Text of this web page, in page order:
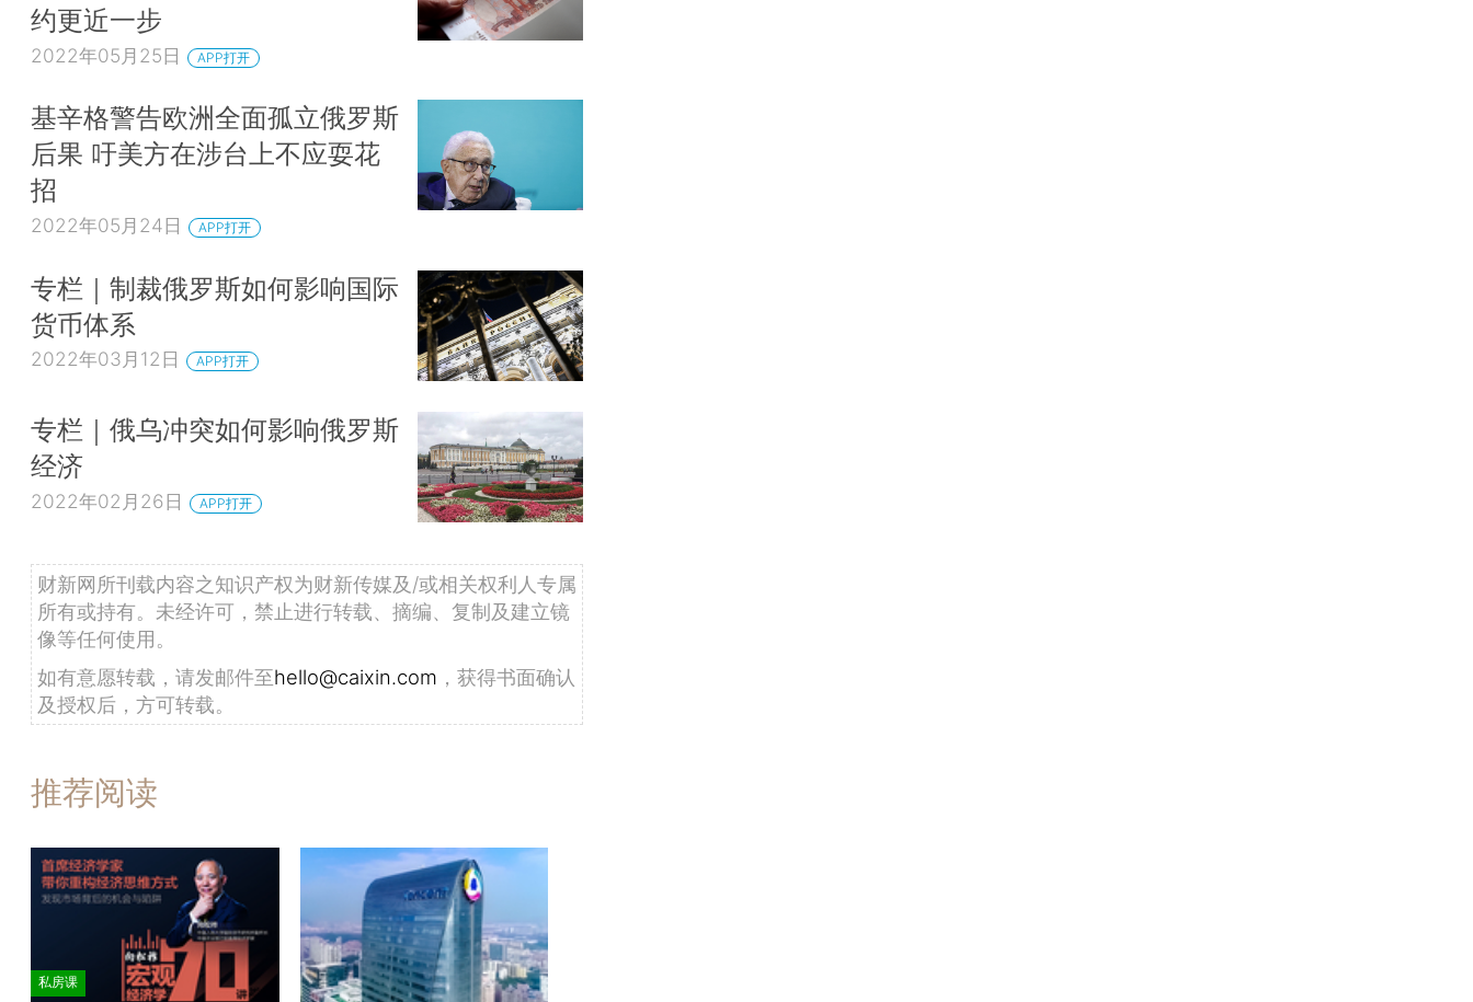
约更近一步
2022年05月25日 APP打开
基辛格警告欧洲全面孤立俄罗斯
后果 吁美方在涉台上不应耍花
招
2022年05月24日 APP打开
专栏｜制裁俄罗斯如何影响国际
货币体系
2022年03月12日 APP打开
专栏｜俄乌冲突如何影响俄罗斯
经济
2022年02月26日 APP打开
财新网所刊载内容之知识产权为财新传媒及/或相关权利人专属
所有或持有。未经许可，禁止进行转载、摘编、复制及建立镜
像等任何使用。
如有意愿转载，请发邮件至hello@caixin.com ，获得书面确认
及授权后，方可转载。
推荐阅读
私房课